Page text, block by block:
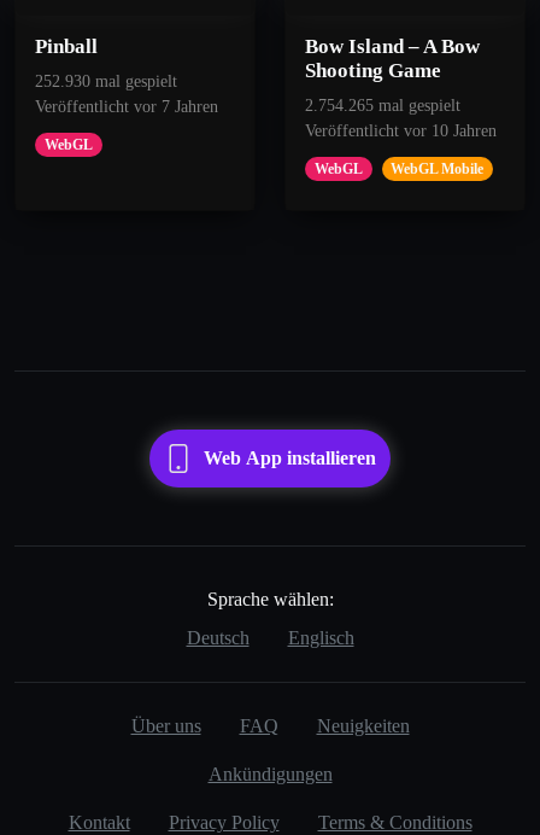
Pinball
252.930 mal gespielt
Veröffentlicht vor 7 Jahren
WebGL
Bow Island – A Bow
Shooting Game
2.754.265 mal gespielt
Veröffentlicht vor 10 Jahren
WebGL WebGL Mobile
Web App installieren
Sprache wählen:
Deutsch
Englisch
Über uns FAQ Neuigkeiten
Ankündigungen
Kontakt Privacy Policy Terms & Conditions